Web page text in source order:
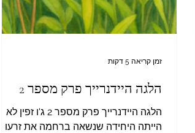
הלגה היידנרייך פרק מספר 2
הלגה היידנרייך פרק מספר 2 ג'ו זפין לא
הייתה היחידה שנשאה ברחמה את זרעו
זמן קריאה 5 דקות